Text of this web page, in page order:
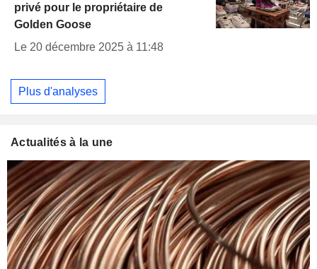
privé pour le propriétaire de
Golden Goose
Le 20 décembre 2025 à 11:48
Plus d'analyses
Actualités à la une